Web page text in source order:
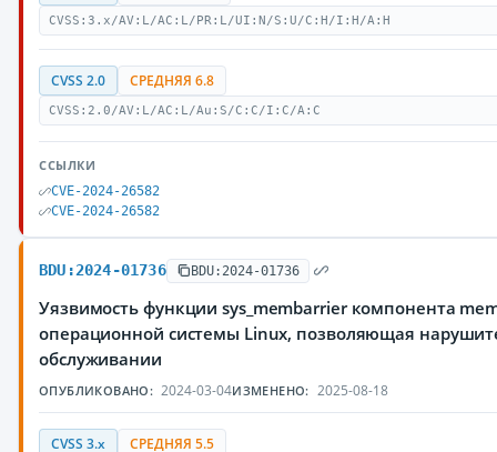
CVSS:3.x/AV:L/AC:L/PR:L/UI:N/S:U/C:H/I:H/A:H
CVSS 2.0 СРЕДНЯЯ 6.8
CVSS:2.0/AV:L/AC:L/Au:S/C:C/I:C/A:C
ССЫЛКИ
CVE-2024-26582
CVE-2024-26582
BDU:2024-01736 BDU:2024-01736
Уязвимость функции sys_membarrier компонента
операционной системы Linux, позволяющая
обслуживании
ОПУБЛИКОВАНО: 2024-03-04ИЗМЕНЕНО: 2025-08-18
CVSS 3.x СРЕДНЯЯ 5.5